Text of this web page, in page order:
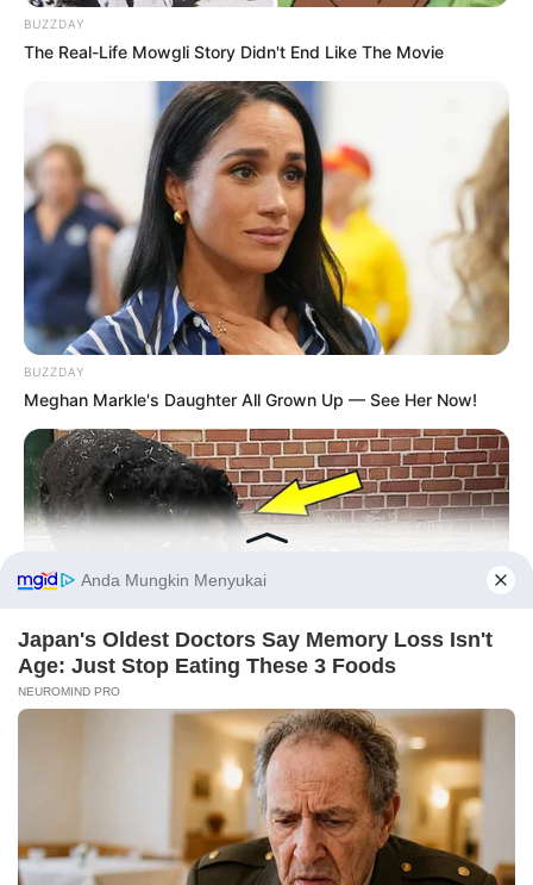
Fail! 10 Potret Makanan Gagal
Dimasak yang Bikin Kamu
Nggak Selera
10 Pose Manekin Anti
Mainstream yang Konyol
Banget
8 Kata Lucu Seputar Malam
Minggu ala Jomblo yang Bikin
BUZZDAY
The Real-Life Mowgli Story Didn't End Like The Movie
BUZZDAY
Meghan Markle's Daughter All Grown Up — See Her Now!
Bear And Cat's Unexpected Encounter Goes Viral
Before You Go